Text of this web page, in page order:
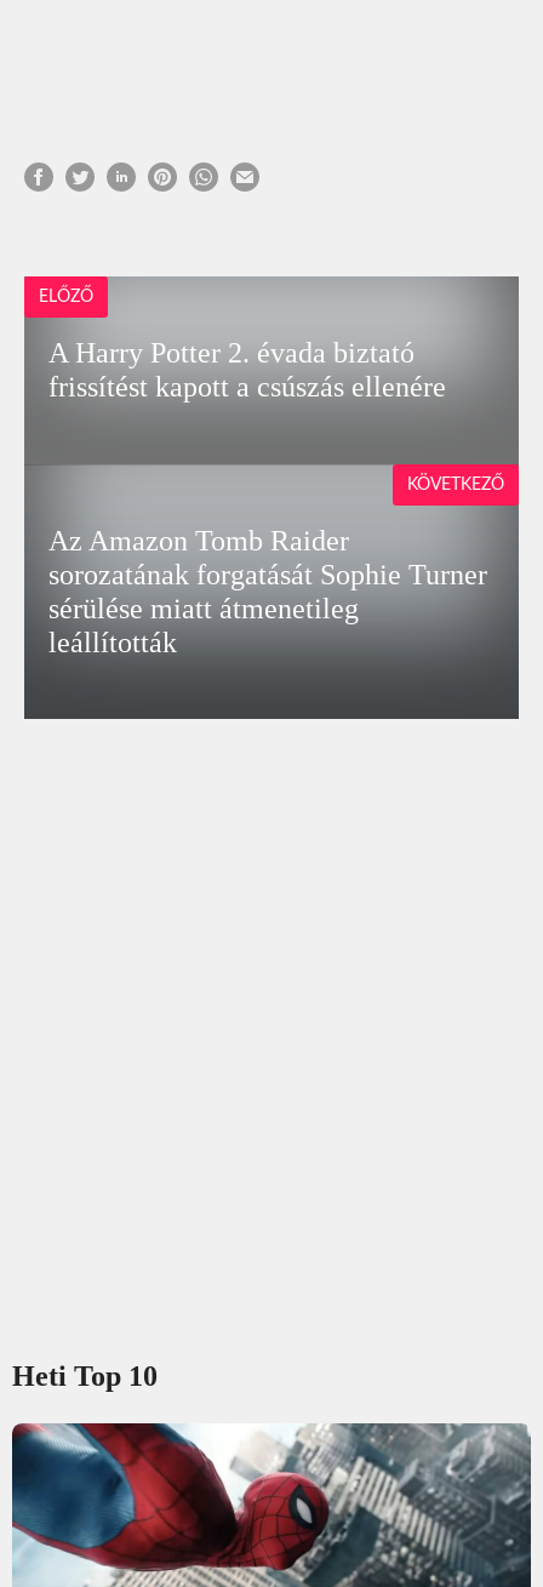
ELŐZŐ
A Harry Potter 2. évada biztató
frissítést kapott a csúszás ellenére
Az Amazon Tomb Raider
sorozatának forgatását Sophie Turner
sérülése miatt átmenetileg
leállították
KÖVETKEZŐ
Heti Top 10